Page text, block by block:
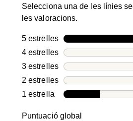
Selecciona una de les línies
les valoracions.
5 estrellesestrelles
4 estrellesestrelles
3 estrellesestrelles
2 estrellesestrelles
1 estrellaestrelles
Puntuació global